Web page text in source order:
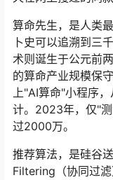
算命先生，是人类
卜史可以追溯到三
术则诞生于公元前
的算命产业规模保
上"AI算命"小程序
计。2023年，仅"
过2000万。
推荐算法，是硅谷
Filtering（协同过